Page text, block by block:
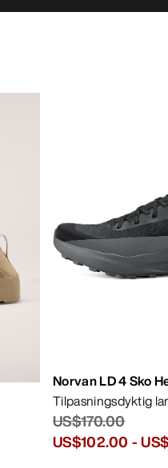
Norvan LD 4 Sko
Tilpasningsdyktig
US$170.00
US$102.00 -